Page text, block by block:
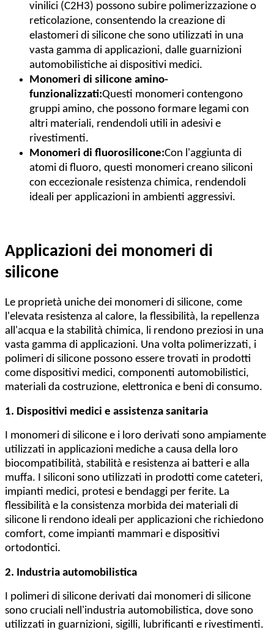
vinilici (C2H3) possono subire polimerizzazione o
reticolazione, consentendo la creazione di
elastomeri di silicone che sono utilizzati in una
vasta gamma di applicazioni, dalle guarnizioni
automobilistiche ai dispositivi medici.
Monomeri di silicone amino-
funzionalizzati:Questi monomeri contengono
gruppi amino, che possono formare legami con
altri materiali, rendendoli utili in adesivi e
rivestimenti.
Monomeri di fluorosilicone:Con l'aggiunta di
atomi di fluoro, questi monomeri creano siliconi
con eccezionale resistenza chimica, rendendoli
ideali per applicazioni in ambienti aggressivi.
Applicazioni dei monomeri di
silicone
Le proprietà uniche dei monomeri di silicone, come
l'elevata resistenza al calore, la flessibilità, la repellenza
all'acqua e la stabilità chimica, li rendono preziosi in una
vasta gamma di applicazioni. Una volta polimerizzati, i
polimeri di silicone possono essere trovati in prodotti
come dispositivi medici, componenti automobilistici,
materiali da costruzione, elettronica e beni di consumo.
1. Dispositivi medici e assistenza sanitaria
I monomeri di silicone e i loro derivati sono ampiamente
utilizzati in applicazioni mediche a causa della loro
biocompatibilità, stabilità e resistenza ai batteri e alla
muffa. I siliconi sono utilizzati in prodotti come cateteri,
impianti medici, protesi e bendaggi per ferite. La
flessibilità e la consistenza morbida dei materiali di
silicone li rendono ideali per applicazioni che richiedono
comfort, come impianti mammari e dispositivi
ortodontici.
2. Industria automobilistica
I polimeri di silicone derivati dai monomeri di silicone
sono cruciali nell'industria automobilistica, dove sono
utilizzati in guarnizioni, sigilli, lubrificanti e rivestimenti.